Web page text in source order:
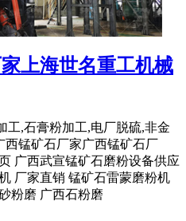
上海世名重工机械
工,石膏粉加工,电厂脱硫,非金
西锰矿石厂家广西锰矿石厂
广西武宣锰矿石磨粉设备供应
厂家直销 锰矿石雷蒙磨粉机
粉磨 广西石粉磨